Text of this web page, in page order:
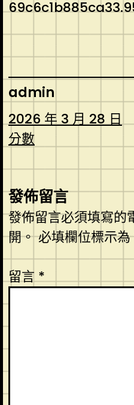
admin
2026 年 3 月 28 日
分數
發佈留言
發佈留言必須填寫的
開。必填欄位標示為
留言*